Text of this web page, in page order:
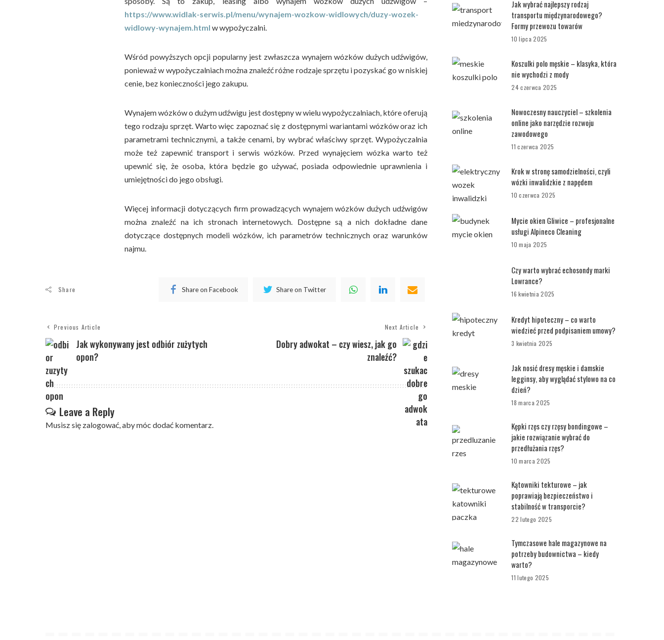
https://www.widlak-serwis.pl/menu/wynajem-wozkow-widlowych/duzy-wozek-
widlowy-wynajem.html w wypożyczalni.
Wśród powyższych opcji popularny jest zwłaszcza wynajem wózków dużych udźwigów,
ponieważ w wypożyczalniach można znaleźć różne rodzaje sprzętu i pozyskać go w niskiej
cenie, bez konieczności jego zakupu.
Wynajem wózków o dużym udźwigu jest dostępny w wielu wypożyczalniach, które oferują
tego rodzaju sprzęt. Warto więc zapoznać się z dostępnymi wariantami wózków oraz ich
parametrami technicznymi, a także cenami, by wybrać właściwy sprzęt. Wypożyczalnia
może też zapewnić transport i serwis wózków. Przed wynajęciem wózka warto też
upewnić się, że osoba, która będzie go używać, posiada odpowiednie uprawnienia i
umiejętności do jego obsługi.
Więcej informacji dotyczących firm prowadzących wynajem wózków dużych udźwigów
można znaleźć na ich stronach internetowych. Dostępne są a nich dokładne dane
dotyczące dostępnych modeli wózków, ich parametrów technicznych oraz warunków
najmu.
Share Share on Facebook Share on Twitter
Previous Article
Jak wykonywany jest odbiór zużytych
opon?
Next Article
Dobry adwokat – czy wiesz, jak go
znaleźć?
Leave a Reply
Musisz się zalogować, aby móc dodać komentarz.
Jak wybrać najlepszy rodzaj
transportu międzynarodowego?
Formy przewozu towarów
10 lipca 2025
Koszulki polo męskie – klasyka, która
nie wychodzi z mody
24 czerwca 2025
Nowoczesny nauczyciel – szkolenia
online jako narzędzie rozwoju
zawodowego
11 czerwca 2025
Krok w stronę samodzielności, czyli
wózki inwalidzkie z napędem
10 czerwca 2025
Mycie okien Gliwice – profesjonalne
usługi Alpineco Cleaning
10 maja 2025
Czy warto wybrać echosondy marki
Lowrance?
16 kwietnia 2025
Kredyt hipoteczny – co warto
wiedzieć przed podpisaniem umowy?
3 kwietnia 2025
Jak nosić dresy męskie i damskie
legginsy, aby wyglądać stylowo na co
dzień?
18 marca 2025
Kępki rzęs czy rzęsy bondingowe –
jakie rozwiązanie wybrać do
przedłużania rzęs?
10 marca 2025
Kątowniki tekturowe – jak
poprawiają bezpieczeństwo i
stabilność w transporcie?
22 lutego 2025
Tymczasowe hale magazynowe na
potrzeby budownictwa – kiedy
warto?
11 lutego 2025